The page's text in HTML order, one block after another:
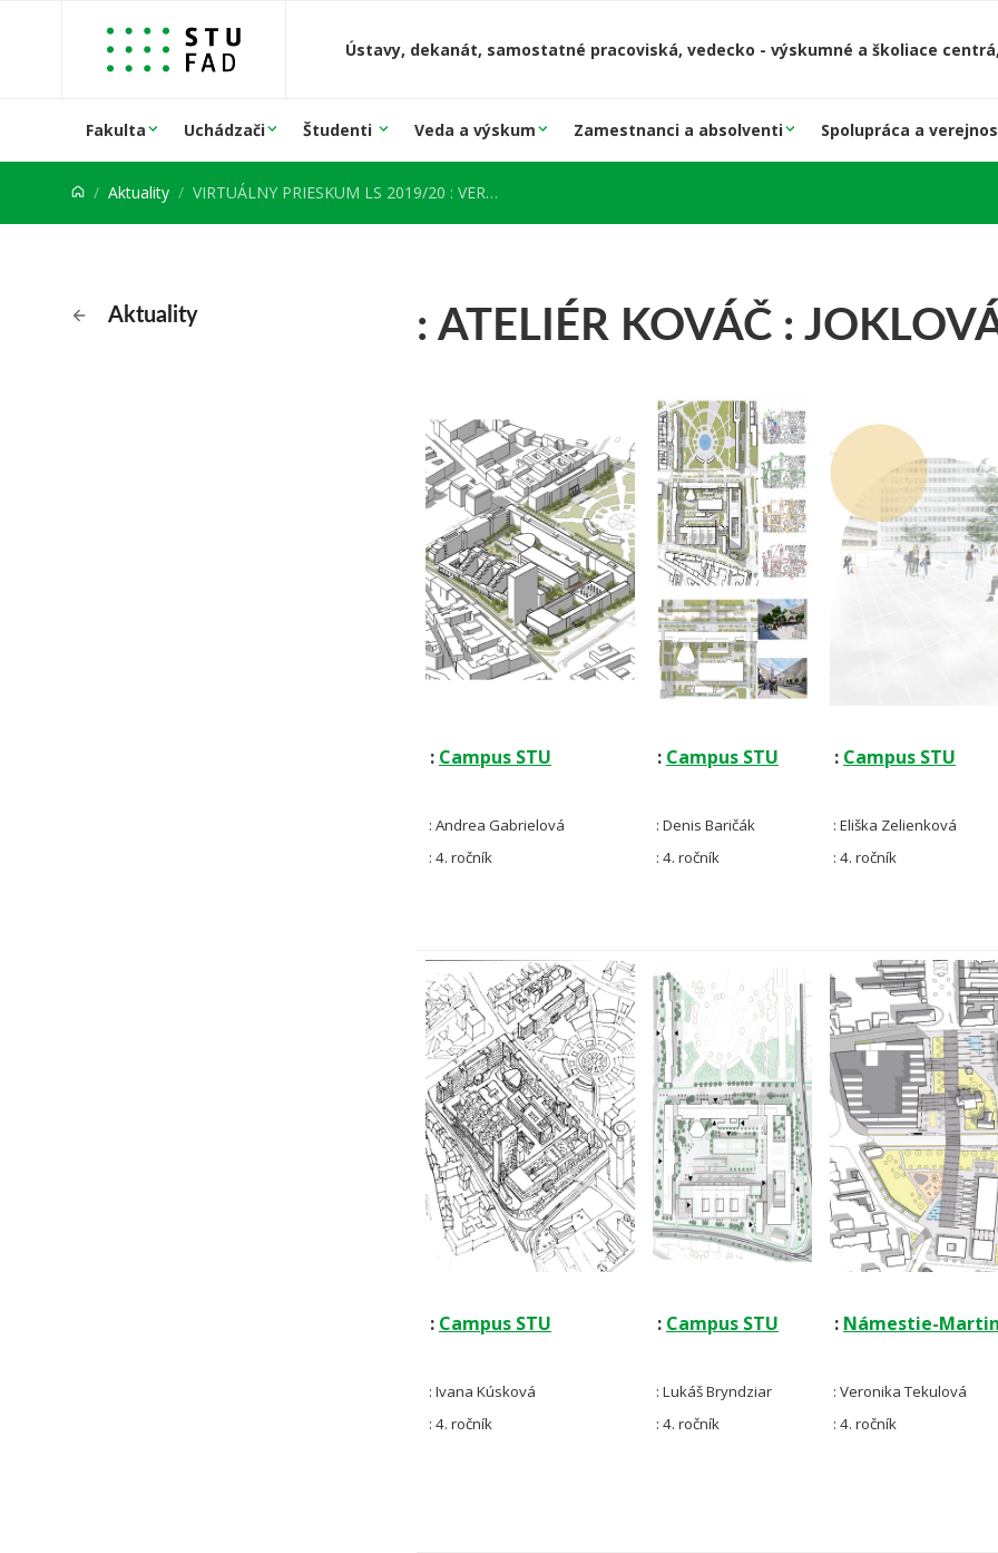
Prejsť na obsah
Ústavy, dekanát, samostatné pracoviská, vedecko - výskumné a školiace
Fakulta Uchádzači Študenti Veda a výskum Zamestnanci a absolventi Spolupráca a
Aktuality VIRTUÁLNY PRIESKUM LS 2019/20 : VERTIKÁLNE ATELIÉRY
Aktuality : ATELIÉR KOVÁČ :
: Campus STU
: Andrea Gabrielová
: 4. ročník
: Campus STU
: Denis Baričák
: 4. ročník
: Campus STU
: Eliška Zelienková
: 4. ročník
: Campus STU
: Ivana Kúsková
: 4. ročník
: Campus STU
: Lukáš Bryndziar
: 4. ročník
: Námestie-
: Veronika Tekulová
: 4. ročník